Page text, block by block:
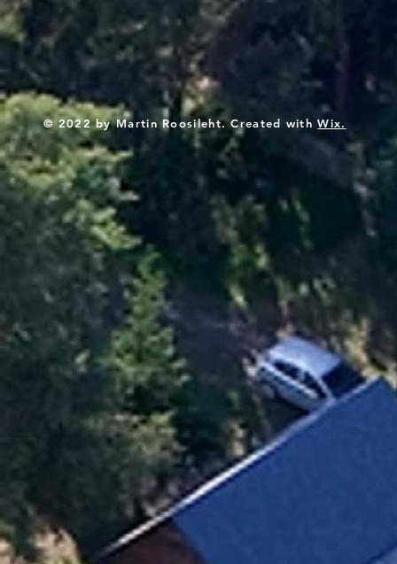
© 2022 by Martin Roosileht. Created withWix.